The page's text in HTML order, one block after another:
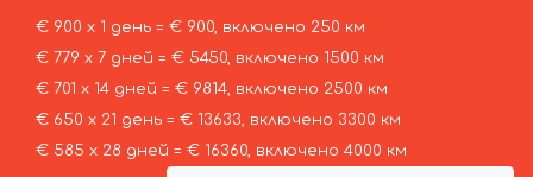
€ 900 х 1 день = € 900, включено 250 км
€ 779 х 7 дней = € 5450, включено 1500 км
€ 701 х 14 дней = € 9814, включено 2500 км
€ 650 х 21 день = € 13633, включено 3300 км
€ 585 х 28 дней = € 16360, включено 4000 км